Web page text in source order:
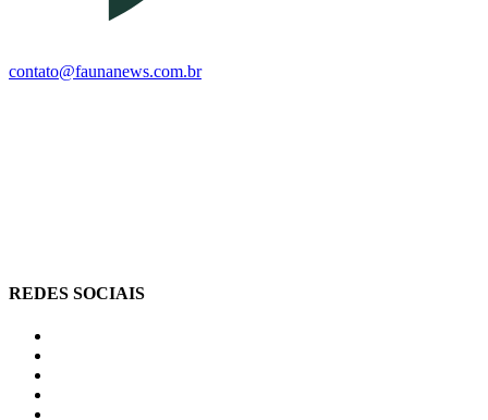
contato@faunanews.com.br
REDES SOCIAIS